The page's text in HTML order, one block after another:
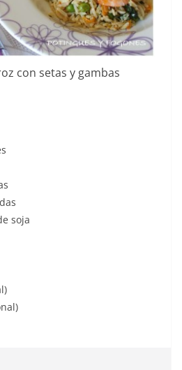
con setas y gambas
soja